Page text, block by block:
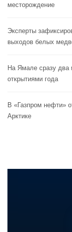
месторождение
Эксперты
выходов белых
На Ямале сразу два
открытиями года
В «Газпром нефти»
Арктике